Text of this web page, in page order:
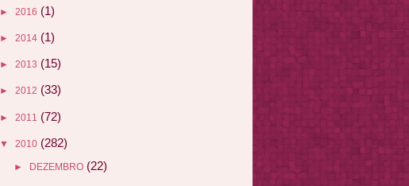
► 2016 (1)
► 2014 (1)
► 2013 (15)
► 2012 (33)
► 2011 (72)
▼ 2010 (282)
► DEZEMBRO (22)